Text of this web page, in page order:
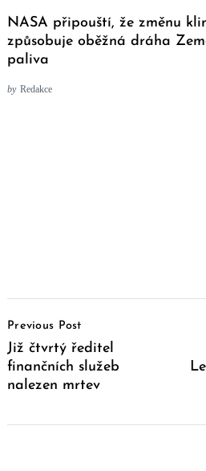
NASA připouští, že změnu
způsobuje oběžná dráha
paliva
by Redakce
Navigation
Previous Post
Již čtvrtý ředitel
finančních služeb
nalezen mrtev